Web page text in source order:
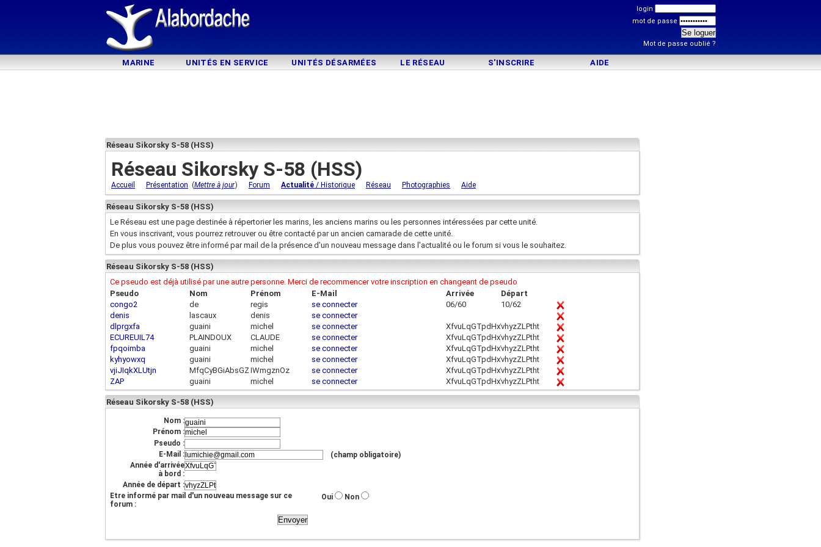
login
mot de passe
Mot de passe oublié ?
MARINE UNITÉS EN SERVICE UNITÉS DÉSARMÉES LE RÉSEAU S'INSCRIRE AIDE
Réseau Sikorsky S-58 (HSS)
Réseau Sikorsky S-58 (HSS)
Accueil Présentation (Mettre à jour) Forum Actualité / Historique Réseau Photographies Aide
Réseau Sikorsky S-58 (HSS)
Le Réseau est une page destinée à répertorier les marins, les anciens marins ou les personnes intéressées par cette unité.
En vous inscrivant, vous pourrez retrouver ou être contacté par un ancien camarade de cette unité.
De plus vous pouvez être informé par mail de la présence d'un nouveau message dans l'actualité ou le forum si vous le souhaitez.
Réseau Sikorsky S-58 (HSS)
Ce pseudo est déjà utilisé par une autre personne. Merci de recommencer votre inscription en changeant de pseudo
Pseudo
Nom Prénom E-Mail Arrivée
Départ
congo2
de regis se connecter 06/60
10/62
denis
lascaux denis
se connecter
dlprgxfa
guaini michel se connecter XfvuLqGTpdHxYassoUa
vhyzZLPtht
ECUREUIL74
PLAINDOUX CLAUDE se connecter XfvuLqGTpdHxYassoUa
vhyzZLPtht
fpqoimba
guaini michel se connecter XfvuLqGTpdHxYassoUa
vhyzZLPtht
kyhyowxq
guaini michel se connecter XfvuLqGTpdHxYassoUa
vhyzZLPtht
vjiJIqkXLUtjn
MfqCyBGiAbsGZIWmgznOz se connecter XfvuLqGTpdHxYassoUa
vhyzZLPtht
ZAP
guaini michel se connecter XfvuLqGTpdHxYassoUa
vhyzZLPtht
Réseau Sikorsky S-58 (HSS)
Nom :
Prénom :
Pseudo :
E-Mail :
(champ obligatoire)
Année d'arrivée
à bord :
Année de départ :
Etre informé par mail d'un nouveau message sur ce
forum :
Oui Non